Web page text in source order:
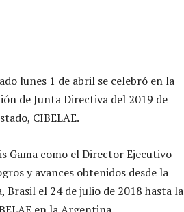
lunes 1 de abril se celebró en la
de Junta Directiva del 2019 de
CIBELAE.
Gama como el Director Ejecutivo
y avances obtenidos desde la
Brasil el 24 de julio de 2018 hasta la
en la Argentina.